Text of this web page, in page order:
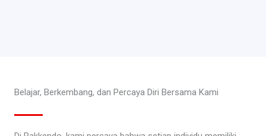
Belajar, Berkembang, dan Percaya Diri Bersama Kami